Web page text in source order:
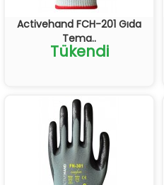
Activehand FCH-201 Gıda
Tema..
Tükendi